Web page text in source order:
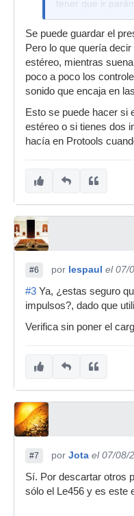
tener que ir
Se puede guardar el
Pero lo que quería
estéreo, mientras
poco a poco los
sonido que encaja en
Esto se puede hacer si
estéreo o si tienes dos
hacía en Protools
#6 por lespaul el 07/
#3 Ya, ¿estas seguro
impulsos?, dado que
Verifica sin poner el
#7 por Jota el 07/08/
Sí. Por descartar otros
sólo el Le456 y es este